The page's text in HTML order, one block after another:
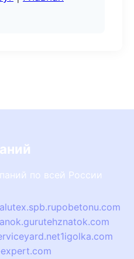
по всей России
alutex.spb.rupobetonu.com
tehznatok.com
1igolka.com